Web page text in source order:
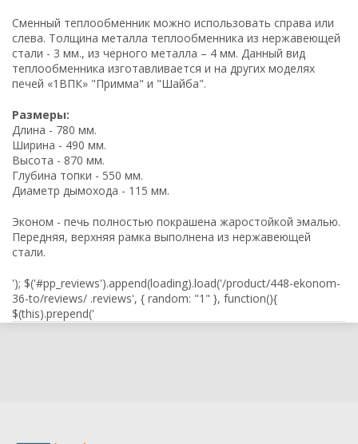
Сменный теплообменник можно использовать справа или
слева. Толщина металла теплообменника из нержавеющей
стали - 3 мм., из черного металла – 4 мм. Данный вид
теплообменника изготавливается и на других моделях
печей «1ВПК» "Примма" и "Шайба".
Размеры:
Длина - 780 мм.
Ширина - 490 мм.
Высота - 870 мм.
Глубина топки - 550 мм.
Диаметр дымохода - 115 мм.
Эконом - печь полностью покрашена жаростойкой эмалью.
Передняя, верхняя рамка выполнена из нержавеющей
стали.
'); $('#pp_reviews').append(loading).load('/product/448-ekonom-
36-to/reviews/ .reviews', { random: "1" }, function(){
$(this).prepend('